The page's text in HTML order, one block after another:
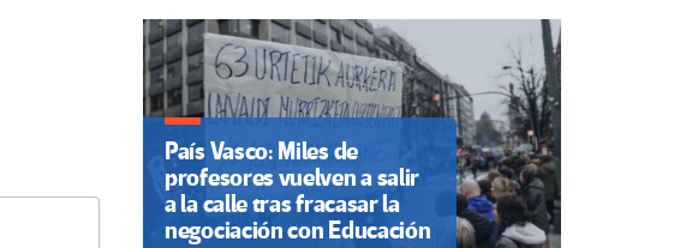
País Vasco: Miles de
profesores vuelven a salir
a la calle tras fracasar la
negociación con Educación